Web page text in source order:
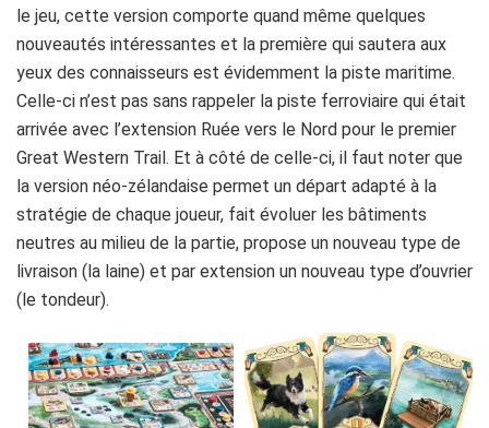
le jeu, cette version comporte quand même quelques
nouveautés intéressantes et la première qui sautera aux
yeux des connaisseurs est évidemment la piste maritime.
Celle-ci n’est pas sans rappeler la piste ferroviaire qui était
arrivée avec l’extension Ruée vers le Nord pour le premier
Great Western Trail. Et à côté de celle-ci, il faut noter que
la version néo-zélandaise permet un départ adapté à la
stratégie de chaque joueur, fait évoluer les bâtiments
neutres au milieu de la partie, propose un nouveau type de
livraison (la laine) et par extension un nouveau type d’ouvrier
(le tondeur).